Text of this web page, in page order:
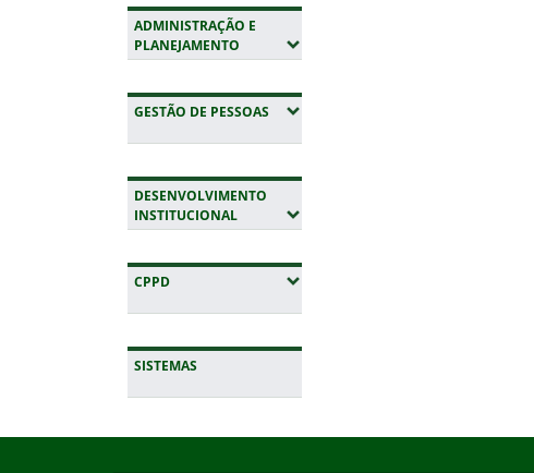
ADMINISTRAÇÃO E
PLANEJAMENTO (EXPANDIR SUBMENUS)
GESTÃO DE PESSOAS (EXPANDIR SUBMENUS)
DESENVOLVIMENTO
INSTITUCIONAL(EXPANDIR SUBMENUS)
CPPD(EXPANDIR SUBMENUS)
SISTEMAS